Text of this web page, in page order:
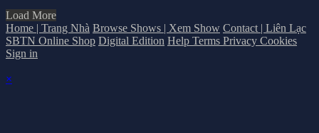
Load More
Home | Trang Nhà Browse Shows | Xem Show Contact | Liên Lạc
SBTN Online Shop Digital Edition Help Terms Privacy Cookies
Sign in
×